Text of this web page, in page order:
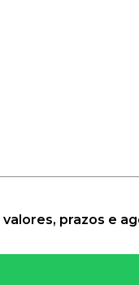
valores, prazos e